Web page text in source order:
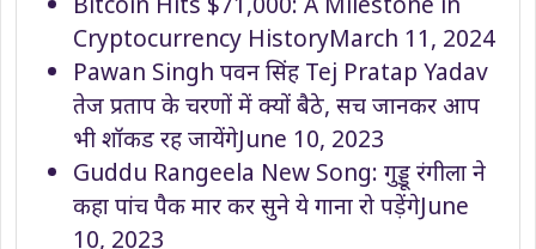
Cryptocurrency HistoryMarch 11, 2024
Pawan Singh पवन सिंह Tej Pratap Yadav
तेज प्रताप के चरणों में क्यों बैठे, सच जानकर आप
भी शॉकड रह जायेंगेJune 10, 2023
Guddu Rangeela New Song: गुड्डू रंगीला ने
कहा पांच पैक मार कर सुने ये गाना रो पड़ेंगेJune
10, 2023